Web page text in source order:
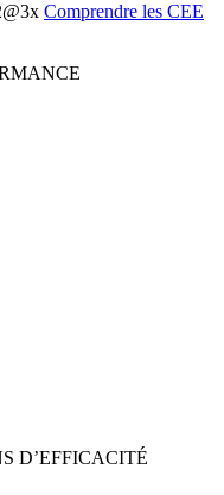
Comprendre les CEE
D’EFFICACITÉ